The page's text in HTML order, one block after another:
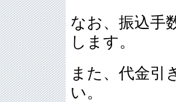
なお、振込手
します。
また、代金引
い。